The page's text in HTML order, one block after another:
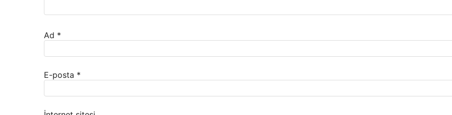
Ad *
E-posta *